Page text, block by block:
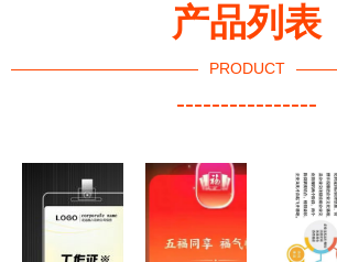
产品列表
PRODUCT
----------------